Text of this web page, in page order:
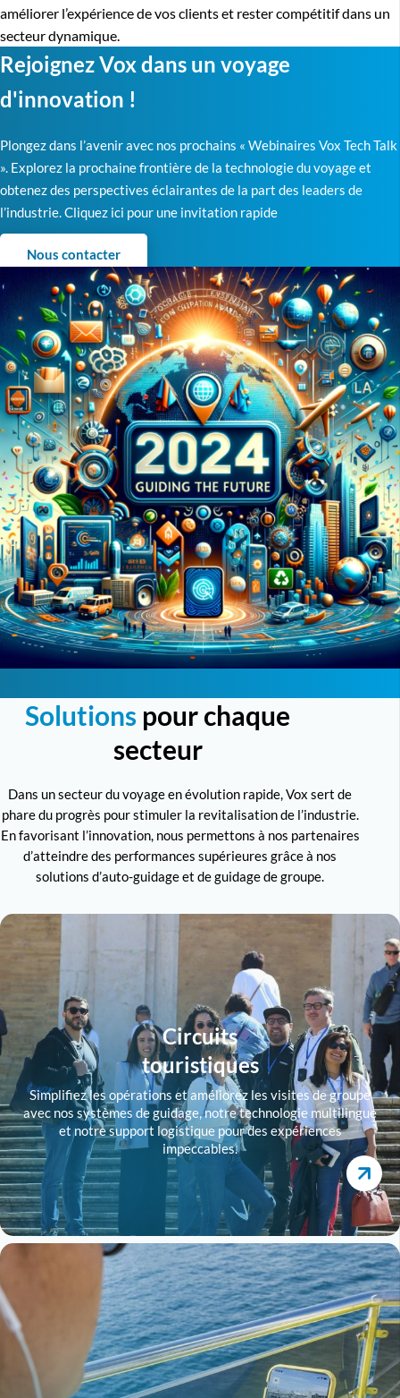
améliorer l’expérience de vos clients et rester compétitif dans un
secteur dynamique.
Rejoignez Vox dans un voyage
d'innovation !
Plongez dans l’avenir avec nos prochains « Webinaires Vox Tech Talk
». Explorez la prochaine frontière de la technologie du voyage et
obtenez des perspectives éclairantes de la part des leaders de
l’industrie. Cliquez ici pour une invitation rapide
Nous contacter
Solutions pour chaque
secteur
Dans un secteur du voyage en évolution rapide, Vox sert de
phare du progrès pour stimuler la revitalisation de l’industrie.
En favorisant l’innovation, nous permettons à nos partenaires
d’atteindre des performances supérieures grâce à nos
solutions d’auto-guidage et de guidage de groupe.
Circuits
touristiques
Simplifiez les opérations et améliorez les visites de groupe
avec nos systèmes de guidage, notre technologie multilingue
et notre support logistique pour des expériences
impeccables.